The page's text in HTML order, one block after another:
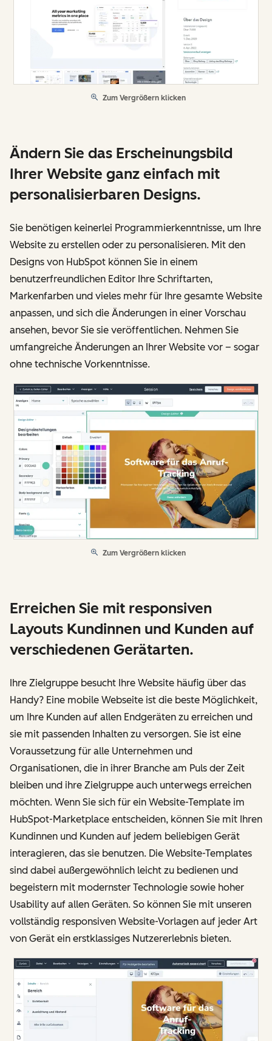
Zum Vergrößern klicken
Ändern Sie das Erscheinungsbild
Ihrer Website ganz einfach mit
personalisierbaren Designs.
Sie benötigen keinerlei Programmierkenntnisse, um Ihre
Website zu erstellen oder zu personalisieren. Mit den
Designs von HubSpot können Sie in einem
benutzerfreundlichen Editor Ihre Schriftarten,
Markenfarben und vieles mehr für Ihre gesamte Website
anpassen, und sich die Änderungen in einer Vorschau
ansehen, bevor Sie sie veröffentlichen. Nehmen Sie
umfangreiche Änderungen an Ihrer Website vor – sogar
ohne technische Vorkenntnisse.
Zum Vergrößern klicken
Erreichen Sie mit responsiven
Layouts Kundinnen und Kunden auf
verschiedenen Gerätarten.
Ihre Zielgruppe besucht Ihre Website häufig über das
Handy? Eine mobile Webseite ist die beste Möglichkeit,
um Ihre Kunden auf allen Endgeräten zu erreichen und
sie mit passenden Inhalten zu versorgen. Sie ist eine
Voraussetzung für alle Unternehmen und
Organisationen, die in ihrer Branche am Puls der Zeit
bleiben und ihre Zielgruppe auch unterwegs erreichen
möchten. Wenn Sie sich für ein Website-Template im
HubSpot-Marketplace entscheiden, können Sie mit Ihren
Kundinnen und Kunden auf jedem beliebigen Gerät
interagieren, das sie benutzen. Die Website-Templates
sind dabei außergewöhnlich leicht zu bedienen und
begeistern mit modernster Technologie sowie hoher
Usability auf allen Geräten. So können Sie mit unseren
vollständig responsiven Website-Vorlagen auf jeder Art
von Gerät ein erstklassiges Nutzererlebnis bieten.